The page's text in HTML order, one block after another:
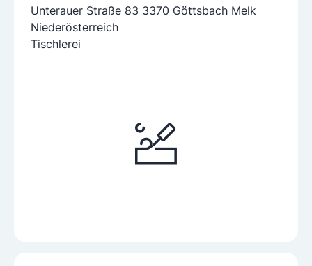
Unterauer Straße 83 3370 Göttsbach Melk
Niederösterreich
Tischlerei